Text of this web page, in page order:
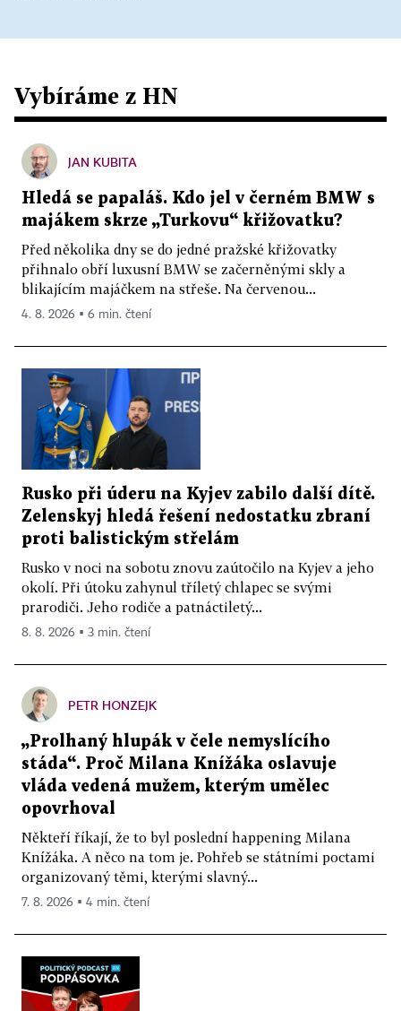
Vybíráme z HN
JAN KUBITA
Hledá se papaláš. Kdo jel v černém BMW s
majákem skrze „Turkovu“ křižovatku?
Před několika dny se do jedné pražské křižovatky
přihnalo obří luxusní BMW se začerněnými skly a
blikajícím majáčkem na střeše. Na červenou...
4. 8. 2026 ▪ 6 min. čtení
Rusko při úderu na Kyjev zabilo další dítě.
Zelenskyj hledá řešení nedostatku zbraní
proti balistickým střelám
Rusko v noci na sobotu znovu zaútočilo na Kyjev a jeho
okolí. Při útoku zahynul tříletý chlapec se svými
prarodiči. Jeho rodiče a patnáctiletý...
8. 8. 2026 ▪ 3 min. čtení
PETR HONZEJK
„Prolhaný hlupák v čele nemyslícího
stáda“. Proč Milana Knížáka oslavuje
vláda vedená mužem, kterým umělec
opovrhoval
Někteří říkají, že to byl poslední happening Milana
Knížáka. A něco na tom je. Pohřeb se státními poctami
organizovaný těmi, kterými slavný...
7. 8. 2026 ▪ 4 min. čtení